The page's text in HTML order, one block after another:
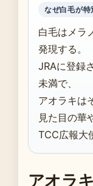
なぜ白毛が特
白毛はメラ
発現する。
JRAに登録
未満で、
アオラキは
見た目の華
TCC広報大
アオラ